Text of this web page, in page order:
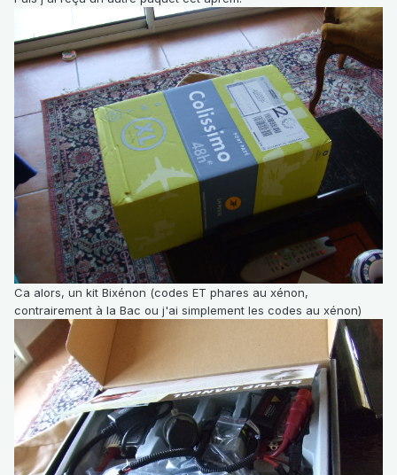
Ca alors, un kit Bixénon (codes ET phares au xénon,
contrairement à la Bac ou j'ai simplement les codes au xénon)